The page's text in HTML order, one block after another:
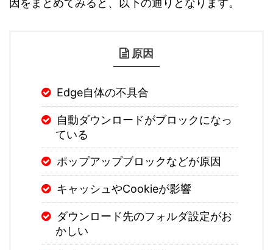
因をまとめてみると、以下の通りとなります。
原因
Edge自体の不具合
自動ダウンロードがブロックになっ
ている
ポップアップブロックなどが原因
キャッシュやCookieが影響
ダウンロード先のフォルダ設定がお
かしい